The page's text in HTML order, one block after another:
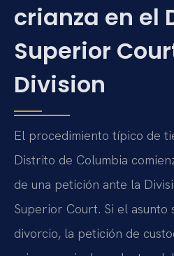
crianza en el
Superior
Division
El procedimiento típico de
Distrito de Columbia
de una petición ante la
Superior Court. Si el asunto
divorcio, la petición de